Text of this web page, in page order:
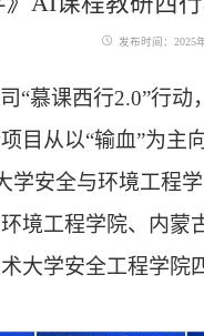
发布时间：2025
“慕课西行2.0”行
目从以“输血”为主
学安全与环境工程
境工程学院、内
大学安全工程学